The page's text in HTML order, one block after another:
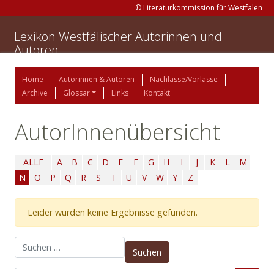
© Literaturkommission für Westfalen
Lexikon Westfälischer Autorinnen und
Autoren
Home Autorinnen & Autoren
Nachlässe/Vorlässe
Archive
Glossar Links Kontakt
AutorInnenübersicht
ALLE A B C D E F G H I J K L
M
N
O P Q R S T U V W Y Z
Leider wurden keine Ergebnisse gefunden.
Suchen nach: